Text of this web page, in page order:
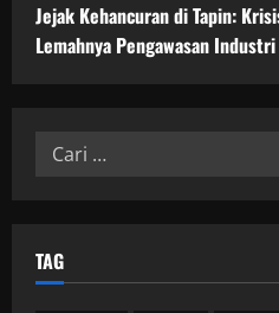
Jejak Kehancuran di Tapin:
Lemahnya Pengawasan
Cari
TAG